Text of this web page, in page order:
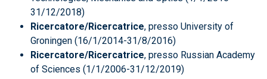
31/12/2018)
Ricercatore/Ricercatrice, presso University of
Groningen (16/1/2014-31/8/2016)
Ricercatore/Ricercatrice, presso Russian Academy
of Sciences (1/1/2006-31/12/2019)